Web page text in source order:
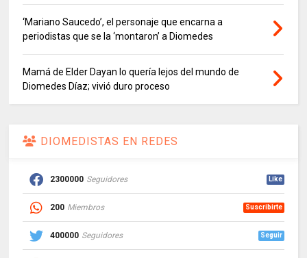
‘Mariano Saucedo’, el personaje que encarna a
periodistas que se la ‘montaron’ a Diomedes
Mamá de Elder Dayan lo quería lejos del mundo de
Diomedes Díaz; vivió duro proceso
DIOMEDISTAS EN REDES
2300000 Seguidores Like
200 Miembros Suscribirte
400000 Seguidores Seguir